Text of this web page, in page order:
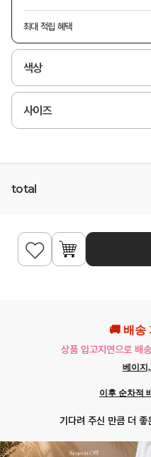
최대 적립 혜택
색상
사이즈
total
🚚 배송
상품 입고지연으로 배
베이지
이후 순차적
기다려 주신 만큼 더